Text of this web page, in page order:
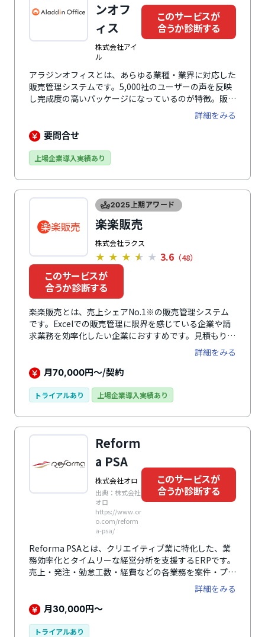
ンオフ
ィス
株式会社アイ
ル
このサービスが
合うか診断する
アラジンオフィスとは、あらゆる業種・業界に対応した
販売管理システムです。5,000社のユーザーの声を反映
し完成度の高いパッケージになっているのが特徴。販売
管理業務に必要な機能を標準搭載しているのはもちろ
ん、貿易管理やプロジェクト管理などのオプション機能
も多数提供しており、自社に合わせて選択できます。外
ータを会計システムに連携するなどにより、データ二重
実現できます。
詳細をみる
要問合せ
上場企業導入実績あり
2025上期アワード
楽楽販売
株式会社ラクス
★ ★ ★ ★ ★ 3.6 （48）
このサービスが
合うか診断する
楽楽販売とは、売上シェアNo.1※の販売管理システム
です。Excelでの販売管理に限界を感じている企業や請
求業務を効率化したい企業におすすめです。見積もり・
受注・請求に加え、売上・発注・原価・収支まで一元管
理でき、複雑な金額計算の自動化や計上ルールにも柔軟
に対応します。さらに、案件・プロジェクト別の収支も
理の強化につながります。※デロイト トーマツ ミック
と展望」（ミックITリポート2025年2月号：
https://mic-r.co.jp/micit/2025/）より
詳細をみる
月70,000円～/契約
トライアルあり 上場企業導入実績あり
Reform
a PSA
株式会社オロ
出典：株式会社
オロ
https://www.or
o.com/reform
a-psa/
このサービスが
合うか診断する
Reforma PSAとは、クリエイティブ業に特化した、業
務効率化とタイムリーな経営分析を支援するERPです。
売上・発注・勤怠工数・経費などの各業務を案件・プロ
ジェクトごとに一元管理することで、プロジェクトの損
益管理を可能にします。進行中の案件であっても原価を
自動計算し、案件完了前もタイムリーに損益を把握でき
に紐づけて管理でき、利益の変動も明確になります。さ
詳細をみる
月30,000円～
トライアルあり